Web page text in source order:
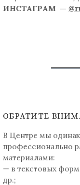
ИНСТАГРАМ —
ОБРАТИТЕ
В Центре мы
профессионально
материалами:
— в текстовых
др.;